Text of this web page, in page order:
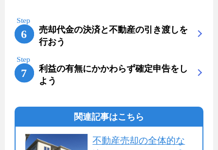
売却代金の決済と不動産の引き渡しを
行おう
利益の有無にかかわらず確定申告をし
よう
関連記事はこちら
不動産売却の全体的な